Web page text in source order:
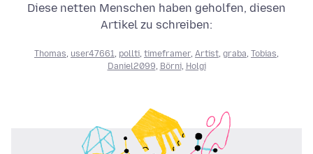
Diese netten Menschen haben geholfen, diesen
Artikel zu schreiben:
Thomas user47661 pollti timeframer, Artist graba Tobias
Daniel2099 Börni, Holgi